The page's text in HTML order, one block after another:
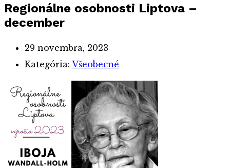
Regionálne osobnosti Liptova –
december
29 novembra, 2023
Kategória: Všeobecné